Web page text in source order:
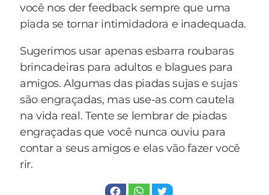
você nos der feedback sempre que uma
piada se tornar intimidadora e inadequada.
Sugerimos usar apenas esbarra roubaras
brincadeiras para adultos e blagues para
amigos. Algumas das piadas sujas e sujas
são engraçadas, mas use-as com cautela
na vida real. Tente se lembrar de piadas
engraçadas que você nunca ouviu para
contar a seus amigos e elas vão fazer você
rir.